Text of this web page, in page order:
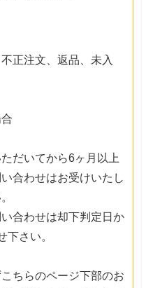
正注文、返品、未入
だいてから6ヶ月以上
合わせはお受けいたし
合わせは却下判定日か
下さい。
ちらのページ下部のお